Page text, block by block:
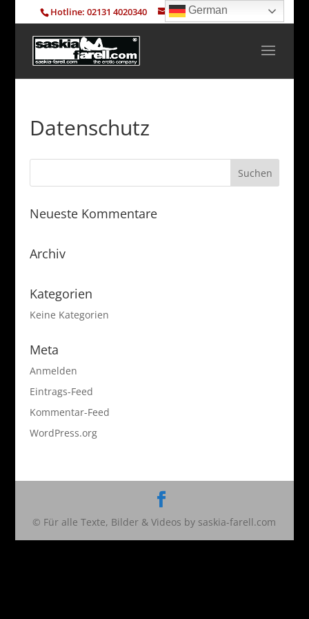
Hotline: 02131 4020340 info@saskia-farell.com
Datenschutz
Neueste Kommentare
Archiv
Kategorien
Keine Kategorien
Meta
Anmelden
Eintrags-Feed
Kommentar-Feed
WordPress.org
© Für alle Texte, Bilder & Videos by saskia-farell.com
German